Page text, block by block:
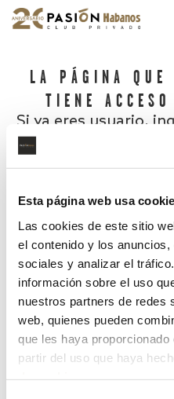
Esta página web usa
Las cookies de este sitio
el contenido y los
sociales y analizar el
información sobre el uso
nuestros partners de redes
web, quienes pueden
que les haya proporcionado
partir del uso que haya
LA PÁGINA QUE
TIENE
Si ya eres usuario,
¿Has olvidado tu contraseña?